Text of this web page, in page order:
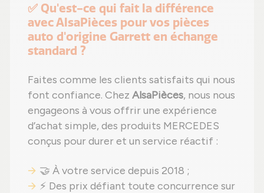
✅ Qu'est-ce qui fait la différence
avec AlsaPièces pour vos pièces
auto d'origine Garrett en échange
standard ?
Faites comme les clients satisfaits qui nous
font confiance. Chez AlsaPièces, nous nous
engageons à vous offrir une expérience
d’achat simple, des produits MERCEDES
conçus pour durer et un service réactif :
🤝 À votre service depuis 2018 ;
⚡ Des prix défiant toute concurrence sur